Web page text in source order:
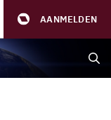
AANMELDEN